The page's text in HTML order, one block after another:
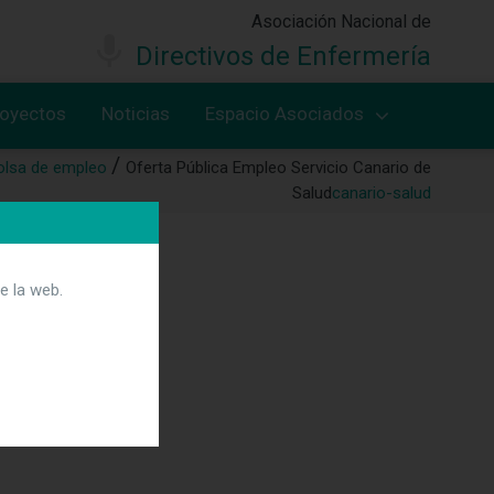
Asociación Nacional de
Directivos de Enfermería
Noticias Espacio Asociados
de empleo
Oferta Pública Empleo Servicio Canario de
Saludcanario-salud
la web.